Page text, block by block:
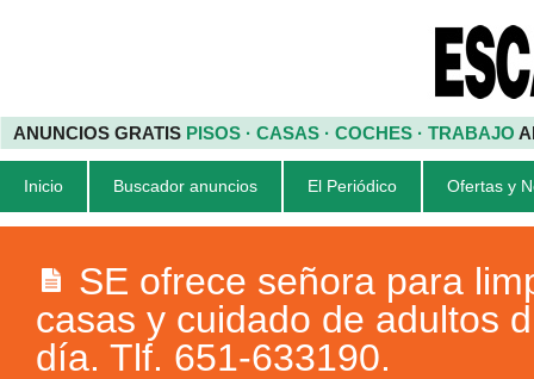
ANUNCIOS GRATIS PISOS · CASAS · COCHES · TRABAJO
Inicio Buscador anuncios El Periódico Ofertas y
SE ofrece señora para
casas y cuidado de adultos
día. Tlf. 651-633190.